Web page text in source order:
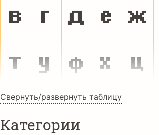
в г д е ж
т у ф х ц
Свернуть/развернуть таблицу
Категории